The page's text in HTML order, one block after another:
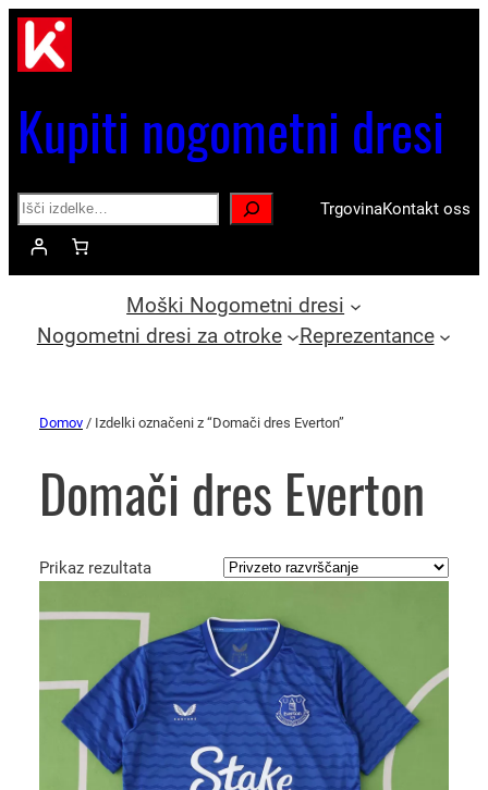
Kupiti nogometni dresi
Search TrgovinaKontakt oss
Moški Nogometni dresi
Nogometni dresi za otroke
Reprezentance
Domov / Izdelki označeni z “Domači dres Everton”
Domači dres Everton
Prikaz rezultata